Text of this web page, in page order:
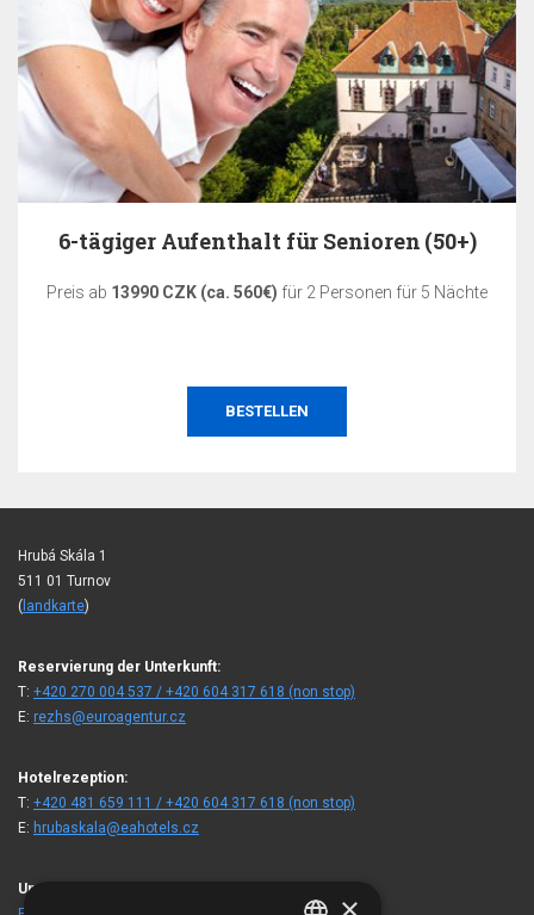
6-tägiger Aufenthalt für Senioren (50+)
Preis ab 13990 CZK (ca. 560€) für 2 Personen für 5 Nächte
BESTELLEN
Hrubá Skála 1
511 01 Turnov
( landkarte)
Reservierung der Unterkunft:
T: +420 270 004 537 / +420 604 317 618 (non stop)
E: rezhs@euroagentur.cz
Hotelrezeption:
T: +420 481 659 111 / +420 604 317 618 (non stop)
E: hrubaskala@eahotels.cz
Unsere Gäste besuchten auch